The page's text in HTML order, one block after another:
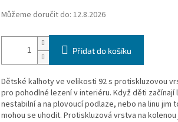
Můžeme doručit do: 12.8.2026
Přidat do košíku
Dětské kalhoty ve velikosti 92 s protiskluzovou
pro pohodlné lezení v interiéru. Když děti začínají
nestabilní a na plovoucí podlaze, nebo na linu jim
mohou se uhodit. Protiskluzová vrstva na